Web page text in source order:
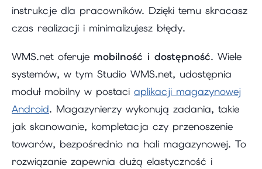
instrukcje dla pracowników. Dzięki temu skracasz
czas realizacji i minimalizujesz błędy.
WMS.net oferuje mobilność i dostępność. Wiele
systemów, w tym Studio WMS.net, udostępnia
moduł mobilny w postaci aplikacji magazynowej
Android. Magazynierzy wykonują zadania, takie
jak skanowanie, kompletacja czy przenoszenie
towarów, bezpośrednio na hali magazynowej. To
rozwiązanie zapewnia dużą elastyczność i